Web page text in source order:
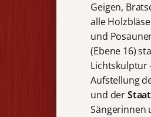
Geigen,
alle
und
(Ebene 16)
Lichtskulptur
Aufstellung
und der
Sängerinnen